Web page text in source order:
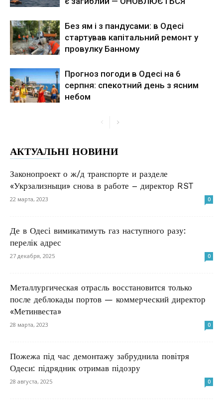
Без ям і з пандусами: в Одесі
стартував капітальний ремонт у
провулку Банному
Прогноз погоди в Одесі на 6
серпня: спекотний день з ясним
небом
АКТУАЛЬНІ НОВИНИ
Законопроект о ж/д транспорте и разделе
«Укрзализныци» снова в работе – директор RST
22 марта, 2023 0
Де в Одесі вимикатимуть газ наступного разу:
перелік адрес
27 декабря, 2025 0
Металлургическая отрасль восстановится только
после деблокады портов — коммерческий директор
«Метинвеста»
28 марта, 2023 0
Пожежа під час демонтажу забруднила повітря
Одеси: підрядник отримав підозру
28 августа, 2025 0